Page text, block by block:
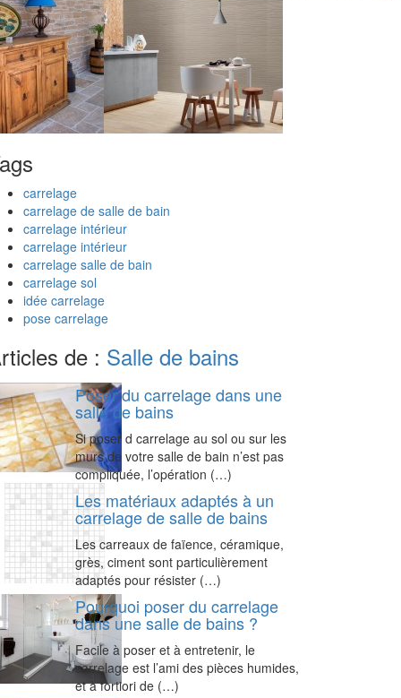
carrelage
carrelage de salle de bain
carrelage intérieur
carrelage intérieur
carrelage salle de bain
carrelage sol
idée carrelage
pose carrelage
de : Salle de bains
Poser du carrelage dans une
salle de bains
Si poser d carrelage au sol ou sur les
murs de votre salle de bain n’est pas
compliquée, l’opération (…)
Les matériaux adaptés à un
carrelage de salle de bains
Les carreaux de faïence, céramique,
grès, ciment sont particulièrement
adaptés pour résister (…)
Pourquoi poser du carrelage
dans une salle de bains ?
Facile à poser et à entretenir, le
carrelage est l’ami des pièces humides,
et à fortiori de (…)